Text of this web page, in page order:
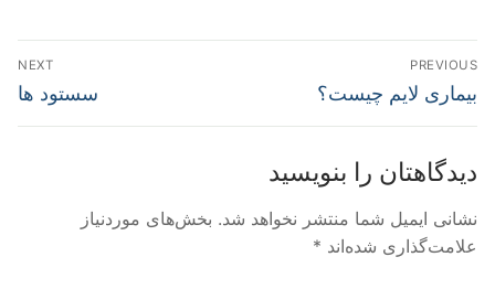
راهبری
نوشته
PREVIOUS
Previous
بیماری لایم چیست؟
NEXT
Next
سستود ها
دیدگاهتان را بنویسید
نشانی ایمیل شما منتشر نخواهد شد. بخش‌های موردنیاز
علامت‌گذاری شده‌اند *